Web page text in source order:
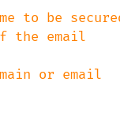
to be
the email
or email